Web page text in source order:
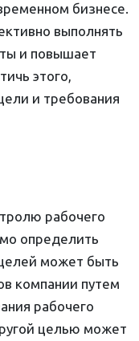
бизнесе.
выполнять
и повышает
этого,
и требования
рабочего
определить
может быть
компании путем
рабочего
целью может